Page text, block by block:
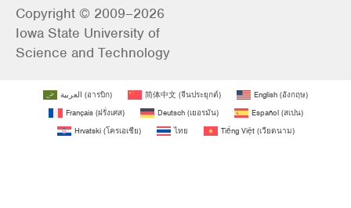
Copyright © 2009–2026
Iowa State University of
Science and Technology
العربية (อารบิก) 简体中文 (จีนประยุกต์) English (อังกฤษ)
Français(ฝรั่งเศส) Deutsch(เยอรมัน) Español(สเปน)
Hrvatski(โครเอเชีย) ไทย Tiếng Việt(เวียดนาม)